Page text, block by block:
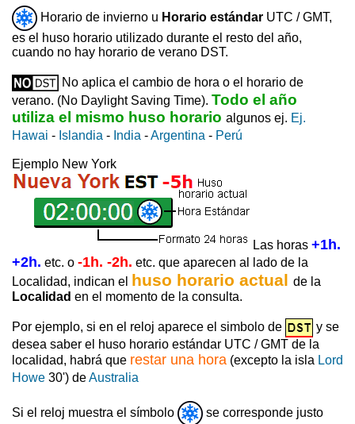
Horario de invierno u Horario estándar UTC / GMT,
es el huso horario utilizado durante el resto del año,
cuando no hay horario de verano DST.
No aplica el cambio de hora o el horario de
verano. (No Daylight Saving Time). Todo el año
utiliza el mismo huso horario algunos ej. Ej.
Hawai - Islandia - India -Argentina - Perú
Ejemplo New York
Las horas +1h.
+2h. etc. o -1h. -2h. etc. que aparecen al lado de la
Localidad, indican el huso horario actual de la
Localidad en el momento de la consulta.
Por ejemplo, si en el reloj aparece el simbolo de
y se
desea saber el huso horario estándar UTC / GMT de la
localidad, habrá que restar una hora (excepto la isla Lord
Howe 30') deAustralia
Si el reloj muestra el símbolo
se corresponde justo